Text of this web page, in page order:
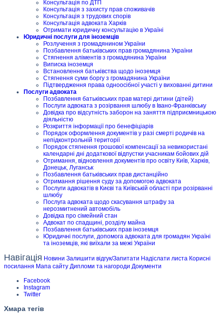
Консультація по ДТП
Консультація з захисту прав споживачів
Консультація з трудових спорів
Консультація адвоката Харків
Отримати юридичну консультацію в Україні
Юридичні послуги для іноземців
Розлучення з громадянином України
Позбавлення батьківських прав громадянина України
Стягнення аліментів з громадянина України
Виписка іноземця
Встановлення батьківства щодо іноземця
Стягнення суми боргу з громадянина України
Підтвердження права одноосібної участі у вихованні дитини
Послуги адвоката
Позбавлення батьківських прав матері дитини (дітей)
Послуги адвоката з розірвання шлюбу в Івано-Франківську
Довідка про відсутність заборон на заняття підприємницькою
діяльністю
Розкриття інформації про бенефіціарів
Порядок оформлення документів у разі смерті родичів на
непідконтрольній території
Порядок стягнення грошової компенсації за невикористані
календарні дні додаткової відпустки учасникам бойових дій
Отримання, відновлення документів про освіту Київ, Харків,
Донецьк, Луганськ
Позбавлення батьківських прав дистанційно
Отримання рішення суду за допомогою адвоката
Послуги адвокатів в Києві та Київській області при розірванні
шлюбу
Послуга адвоката щодо скасування штрафу за
нерозмитнений автомобіль
Довідка про сімейний стан
Адвокат по спадщині, розділу майна
Позбавлення батьківських прав іноземця
Юридичні послуги, допомога адвоката для громадян Україні
та іноземців, які виїхали за межі України
Навігація Новини Залишити відгук/Запитати Надіслати листа Корисні
посилання Мапа сайту Дипломи та нагороди Документи
Facebook
Instagram
Twitter
Хмара тегів